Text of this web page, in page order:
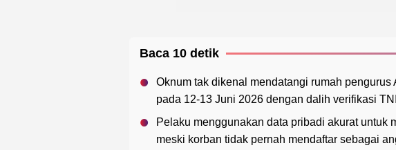
Baca 10 detik
Oknum tak dikenal mendatangi rumah
pada 12-13 Juni 2026 dengan dalih verifikasi
Pelaku menggunakan data pribadi akurat untuk
meski korban tidak pernah mendaftar sebagai